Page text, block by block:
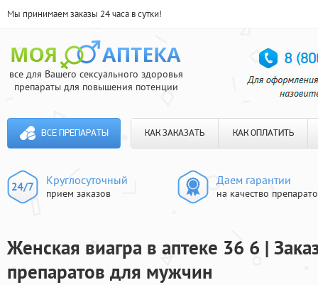
Мы принимаем заказы 24 часа в сутки!
все для Вашего сексуального здоровья
препараты для повышения потенции
ВСЕ ПРЕПАРАТЫ КАК ЗАКАЗАТЬ КАК ОПЛАТИТЬ
Круглосуточный
прием заказов
Даем гарантии
на качество
Женская виагра в аптеке 36 6 |
препаратов для мужчин